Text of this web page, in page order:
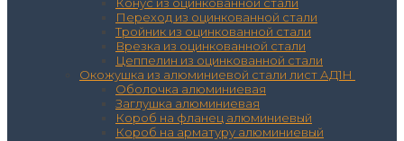
Переход из оцинкованной стали
Тройник из оцинкованной стали
Врезка из оцинкованной стали
Цеппелин из оцинкованной стали
Окожушка из алюминиевой стали лист АД1Н
Оболочка алюминиевая
Заглушка алюминиевая
Короб на фланец алюминиевый
Короб на арматуру алюминиевый